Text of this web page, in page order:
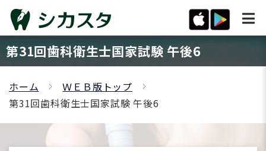
第31回歯科衛生士国家試験 午後6
ホーム
ＷＥＢ版トップ
第31回歯科衛生士国家試験 午後6